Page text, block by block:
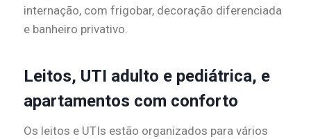
internação, com frigobar, decoração diferenciada
e banheiro privativo.
Leitos, UTI adulto e pediátrica, e
apartamentos com conforto
Os leitos e UTIs estão organizados para vários